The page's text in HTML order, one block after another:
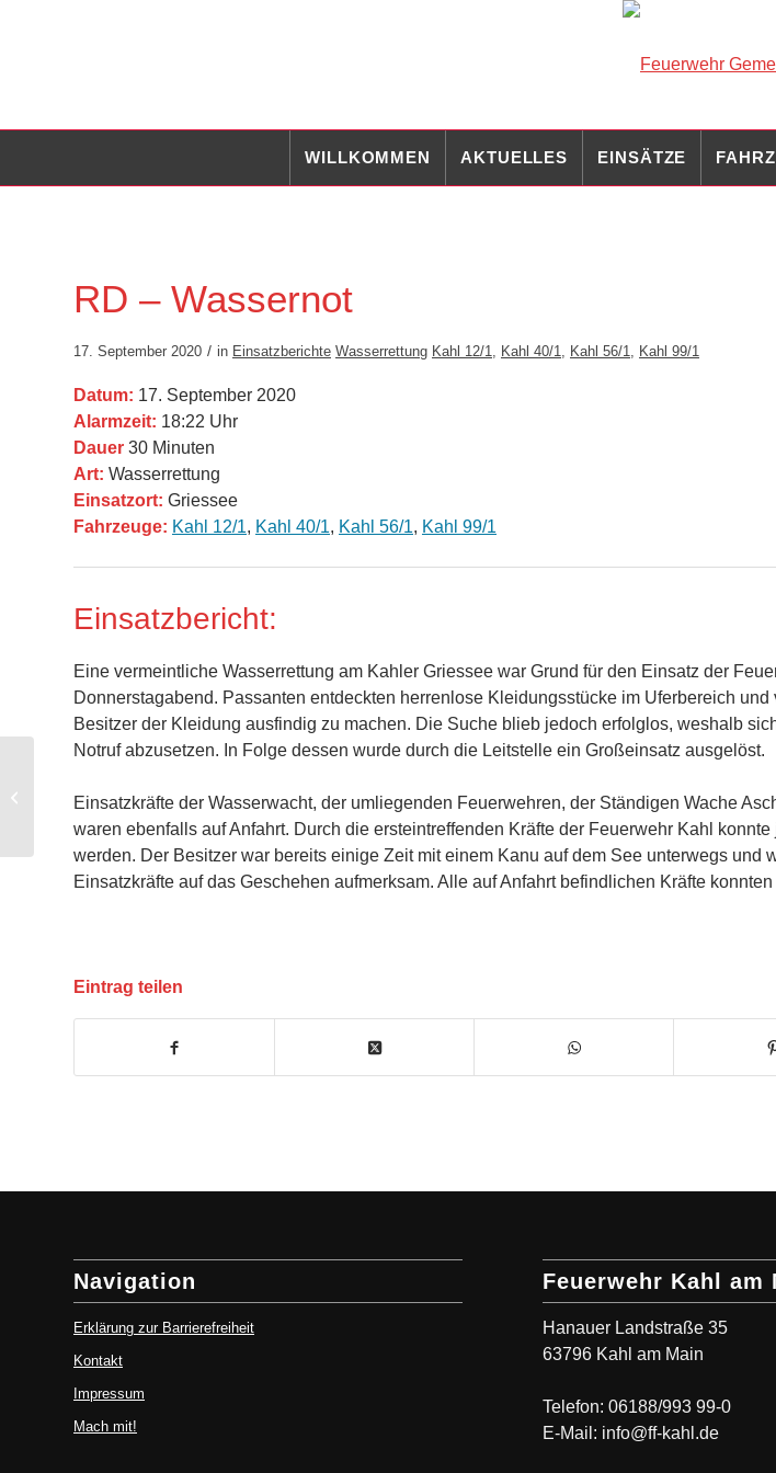
WILLKOMMEN AKTUELLES EINSÄTZE
RD – Wassernot
17. September 2020 / in Einsatzberichte Wasserrettung Kahl 12/1, Kahl 40/1, Kahl 56/1, Kahl 99/1
Datum: 17. September 2020
Alarmzeit: 18:22 Uhr
Dauer 30 Minuten
Art: Wasserrettung
Einsatzort: Griessee
Fahrzeuge: Kahl 12/1, Kahl 40/1, Kahl 56/1, Kahl 99/1
Einsatzbericht:
Eine vermeintliche Wasserrettung am Kahler Griessee war Grund für den Einsatz der
Donnerstagabend. Passanten entdeckten herrenlose Kleidungsstücke im Uferbereich
Besitzer der Kleidung ausfindig zu machen. Die Suche blieb jedoch erfolglos, weshalb
Notruf abzusetzen. In Folge dessen wurde durch die Leitstelle ein Großeinsatz ausgelöst.
Einsatzkräfte der Wasserwacht, der umliegenden Feuerwehren, der Ständigen Wache
waren ebenfalls auf Anfahrt. Durch die ersteintreffenden Kräfte der Feuerwehr Kahl
werden. Der Besitzer war bereits einige Zeit mit einem Kanu auf dem See unterwegs und
Einsatzkräfte auf das Geschehen aufmerksam. Alle auf Anfahrt befindlichen Kräfte
Eintrag teilen
(öffnet in neuem Fenster) (öffnet in neuem Fenster)
Navigation
Erklärung zur Barrierefreiheit
Kontakt
Impressum
Mach mit!
Feuerwehr Kahl am
Hanauer Landstraße 35
63796 Kahl am Main
Telefon: 06188/993 99-0
E-Mail: info@ff-kahl.de
BMA – Brandmeldeanlage